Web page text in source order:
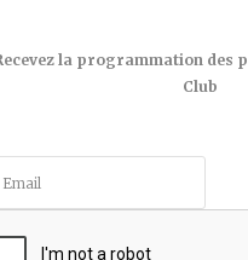
la programmation des
Club